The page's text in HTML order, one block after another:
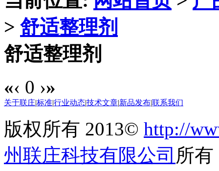
> 舒适整理剂
舒适整理剂
«‹ 0 ›»
关于联庄|标准|行业动态|技术文章|新品发布|联系我们
版权所有 2013© http://
州联庄科技有限公司 所